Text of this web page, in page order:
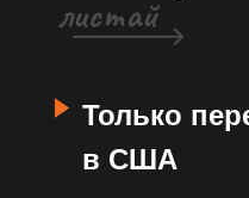
Только
в США